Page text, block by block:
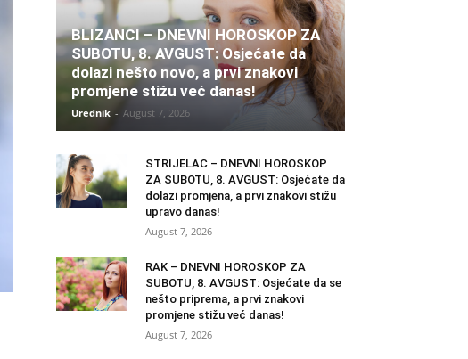
BLIZANCI – DNEVNI HOROSKOP ZA
SUBOTU, 8. AVGUST: Osjećate da
dolazi nešto novo, a prvi znakovi
promjene stižu već danas!
Urednik - August 7, 2026
STRIJELAC – DNEVNI HOROSKOP
ZA SUBOTU, 8. AVGUST: Osjećate da
dolazi promjena, a prvi znakovi stižu
upravo danas!
August 7, 2026
RAK – DNEVNI HOROSKOP ZA
SUBOTU, 8. AVGUST: Osjećate da se
nešto priprema, a prvi znakovi
promjene stižu već danas!
August 7, 2026